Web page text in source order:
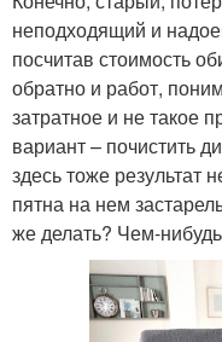
неподходящий и
посчитав стоимость
обратно и работ,
затратное и не такое
вариант – почистить
здесь тоже результат
пятна на нем
же делать? Чем-